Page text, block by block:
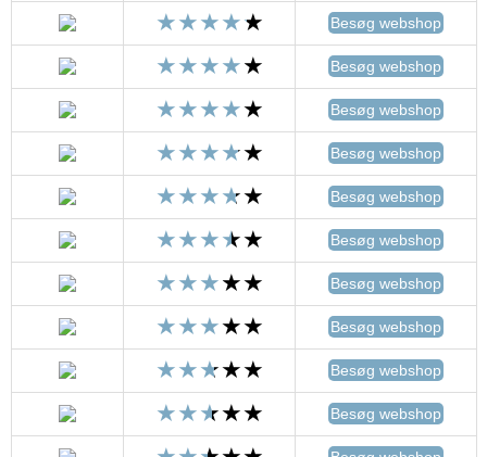
Besøg webshop
Besøg webshop
Besøg webshop
Besøg webshop
Besøg webshop
Besøg webshop
Besøg webshop
Besøg webshop
Besøg webshop
Besøg webshop